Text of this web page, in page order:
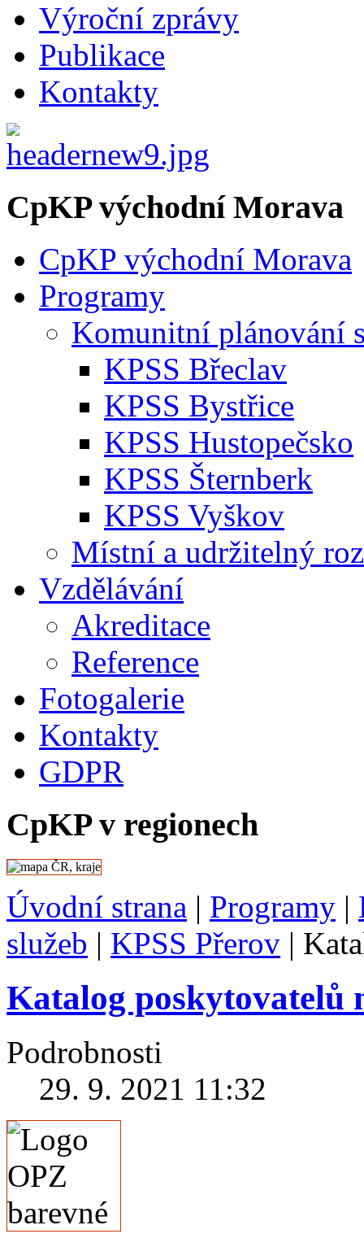
Výroční zprávy
Publikace
Kontakty
CpKP východní Morava
CpKP východní Morava
Programy
Komunitní plánování
KPSS Břeclav
KPSS Bystřice
KPSS Hustopečsko
KPSS Šternberk
KPSS Vyškov
Místní a udržitelný
Vzdělávání
Akreditace
Reference
Fotogalerie
Kontakty
GDPR
CpKP v regionech
Úvodní strana | Programy |
služeb | KPSS Přerov |
Katalog poskytovatelů
Podrobnosti
29. 9. 2021 11:32